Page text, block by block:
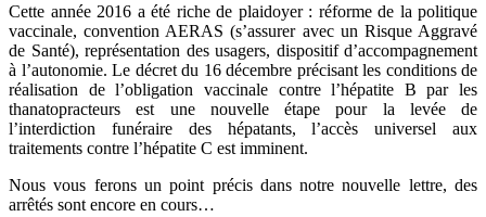
Cette année 2016 a été riche de plaidoyer : réforme de la politique
vaccinale, convention AERAS (s’assurer avec un Risque Aggravé
de Santé), représentation des usagers, dispositif d’accompagnement
à l’autonomie. Le décret du 16 décembre précisant les conditions de
réalisation de l’obligation vaccinale contre l’hépatite B par les
thanatopracteurs est une nouvelle étape pour la levée de
l’interdiction funéraire des hépatants, l’accès universel aux
traitements contre l’hépatite C est imminent.
Nous vous ferons un point précis dans notre nouvelle lettre, des
arrêtés sont encore en cours…